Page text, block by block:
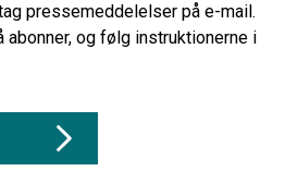
pressemeddelelser på e-mail.
abonner, og følg instruktionerne i